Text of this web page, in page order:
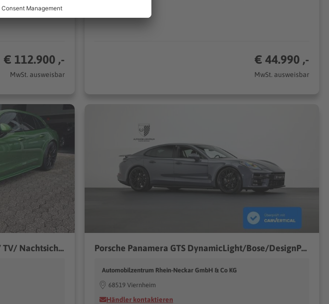
€ 112.900 ,-
MwSt. ausweisbar
€ 44.990 ,-
MwSt. ausweisbar
Porsche Panamera Sport Turismo GTS/ TV/ Nachtsicht/Volll Porsche Panamera GTS DynamicLight/Bose/DesignPaket/Pano
Automobilzentrum Rhein-Neckar GmbH & Co KG
68519 Viernheim
Händler kontaktieren